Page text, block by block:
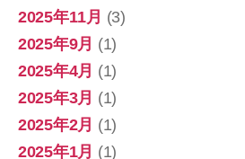
2025年11月 (3)
2025年9月 (1)
2025年4月 (1)
2025年3月 (1)
2025年2月 (1)
2025年1月 (1)